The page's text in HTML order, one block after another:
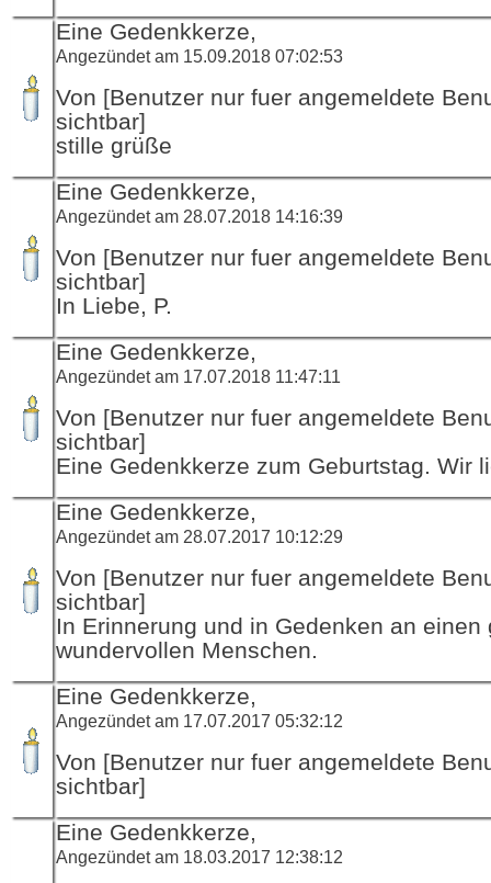
Eine Gedenkkerze,
Angezündet am 15.09.2018 07:02:53
Von [Benutzer nur fuer angemeldete
sichtbar]
stille grüße
Eine Gedenkkerze,
Angezündet am 28.07.2018 14:16:39
Von [Benutzer nur fuer angemeldete
sichtbar]
In Liebe, P.
Eine Gedenkkerze,
Angezündet am 17.07.2018 11:47:11
Von [Benutzer nur fuer angemeldete
sichtbar]
Eine Gedenkkerze zum Geburtstag. Wir
Eine Gedenkkerze,
Angezündet am 28.07.2017 10:12:29
Von [Benutzer nur fuer angemeldete
sichtbar]
In Erinnerung und in Gedenken an einen
wundervollen Menschen.
Eine Gedenkkerze,
Angezündet am 17.07.2017 05:32:12
Von [Benutzer nur fuer angemeldete
sichtbar]
Eine Gedenkkerze,
Angezündet am 18.03.2017 12:38:12